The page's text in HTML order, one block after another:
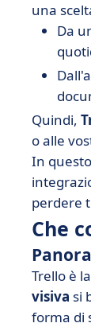
• Che
•
•
•
•
•
•
• FAQ
una
Da
Quindi,
o alle
In questo
perdere
Che
Trello è
visiva si
forma di